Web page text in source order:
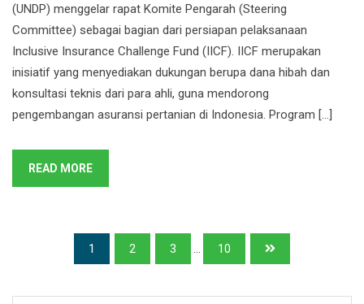
(UNDP) menggelar rapat Komite Pengarah (Steering
Committee) sebagai bagian dari persiapan pelaksanaan
Inclusive Insurance Challenge Fund (IICF). IICF merupakan
inisiatif yang menyediakan dukungan berupa dana hibah dan
konsultasi teknis dari para ahli, guna mendorong
pengembangan asuransi pertanian di Indonesia. Program […]
READ MORE
1 2 3 ... 10